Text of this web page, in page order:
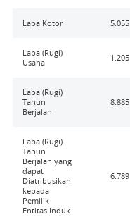
Laba Kotor 5.055
Laba (Rugi)
Usaha
1.205
Laba (Rugi)
Tahun
Berjalan
8.885
Laba (Rugi)
Tahun
Berjalan yang
dapat
Diatribusikan
kepada
Pemilik
Entitas Induk
6.789